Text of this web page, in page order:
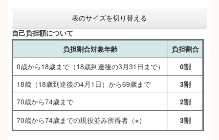
表のサイズを切り替える
自己負担額について
負担割合対象年齢
負担割合
0歳から18歳まで（18歳到達後の3月31日まで）
0割
18歳（18歳到達後の4月1日）から69歳まで
3割
70歳から74歳まで
2割
70歳から74歳までの現役並み所得者（※）
3割